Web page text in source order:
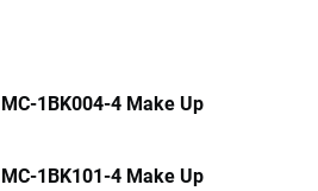
MC-1BK004-4 Make Up
MC-1BK101-4 Make Up